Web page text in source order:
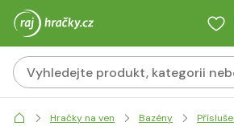
Hračky na ven Bazény